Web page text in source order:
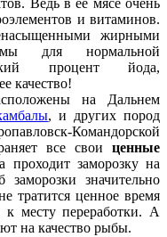
Ведь в ее мясе очень
и витаминов.
жирными
для нормальной
процент йода,
качество!
на Дальнем
, и других пород
Командорской
все свои ценные
проходит заморозку на
значительно
тратится ценное время
месту переработки. А
на качество рыбы.